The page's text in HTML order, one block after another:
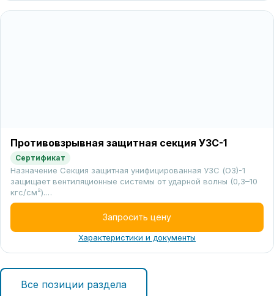
Противовзрывная защитная секция УЗС-1
Сертификат
Назначение Секция защитная унифицированная УЗС (ОЗ)-1
защищает вентиляционные системы от ударной волны (0,3–10
кгс/см²).…
Запросить цену
Характеристики и документы
Все позиции раздела